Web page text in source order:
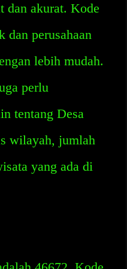
dan akurat. Kode
dan perusahaan
lebih mudah.
perlu
tentang Desa
wilayah, jumlah
yang ada di